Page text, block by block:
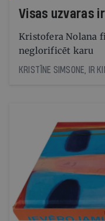
Visas uzvaras
Kristofera Nolana
neglorificēt karu
KRISTĪNE SIMSONE, IR